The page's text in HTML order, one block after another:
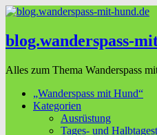
blog.wanderspass-
Alles zum Thema Wanderspass
„Wanderspass mit Hund“
Kategorien
Ausrüstung
Tages- und